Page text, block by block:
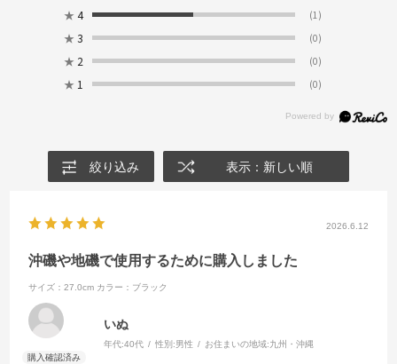
★ 4 (1)
★ 3 (0)
★ 2 (0)
★ 1 (0)
絞り込み 表示：新しい順
2026.6.12
沖磯や地磯で使用するために購入しました
サイズ：27.0cm カラー：ブラック
いぬ
年代:40代 性別:男性 お住まいの地域:九州・沖縄